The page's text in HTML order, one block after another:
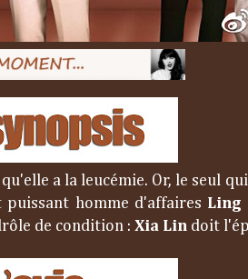
a la leucémie. Or, le seul
puissant homme d'affaires Ling
de condition : Xia Lin doit